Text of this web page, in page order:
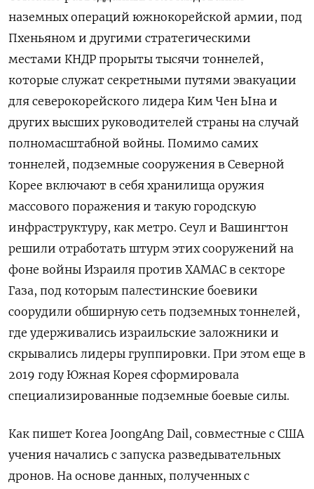
наземных операций южнокорейской армии, под
Пхеньяном и другими стратегическими
местами КНДР прорыты тысячи тоннелей,
которые служат секретными путями эвакуации
для северокорейского лидера Ким Чен Ына и
других высших руководителей страны на случай
полномасштабной войны. Помимо самих
тоннелей, подземные сооружения в Северной
Корее включают в себя хранилища оружия
массового поражения и такую городскую
инфраструктуру, как метро. Сеул и Вашингтон
решили отработать штурм этих сооружений на
фоне войны Израиля против ХАМАС в секторе
Газа, под которым палестинские боевики
соорудили обширную сеть подземных тоннелей,
где удерживались израильские заложники и
скрывались лидеры группировки. При этом еще в
2019 году Южная Корея сформировала
специализированные подземные боевые силы.
Как пишет Korea JoongAng Dail, совместные с США
учения начались с запуска разведывательных
дронов. На основе данных, полученных с